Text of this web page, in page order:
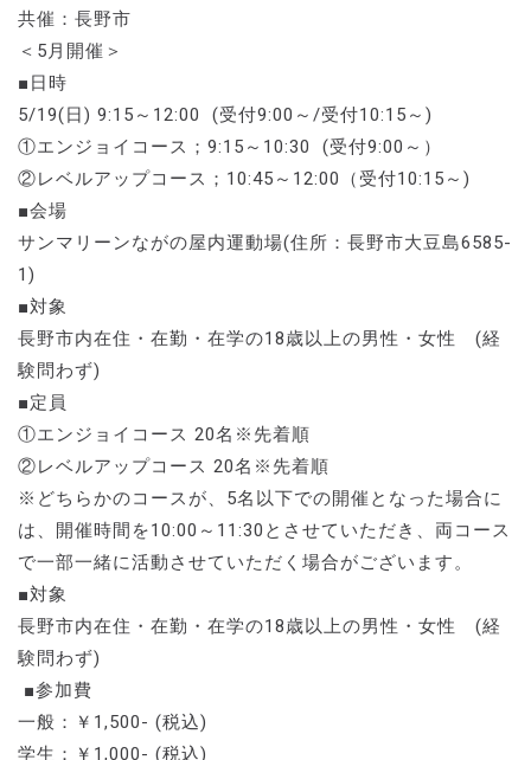
共催：長野市
＜5月開催＞
■日時
5/19(日) 9:15～12:00 (受付9:00～/受付10:15～)
①エンジョイコース；9:15～10:30 (受付9:00～）
②レベルアップコース；10:45～12:00（受付10:15～)
■会場
サンマリーンながの屋内運動場(住所：長野市大豆島6585-
1)
■対象
長野市内在住・在勤・在学の18歳以上の男性・女性 (経
験問わず)
■定員
①エンジョイコース 20名※先着順
②レベルアップコース 20名※先着順
※どちらかのコースが、5名以下での開催となった場合に
は、開催時間を10:00～11:30とさせていただき、両コース
で一部一緒に活動させていただく場合がございます。
■対象
長野市内在住・在勤・在学の18歳以上の男性・女性 (経
験問わず)
■参加費
一般：￥1,500- (税込)
学生：￥1,000- (税込)